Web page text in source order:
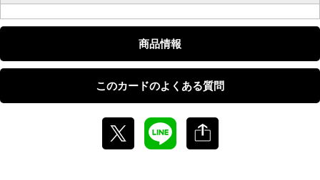
商品情報
このカードのよくある質問